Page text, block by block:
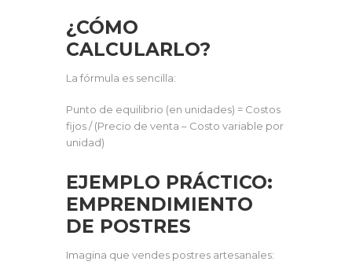
¿CÓMO
CALCULARLO?
La fórmula es sencilla:
Punto de equilibrio (en unidades) = Costos
fijos / (Precio de venta – Costo variable por
unidad)
EJEMPLO PRÁCTICO:
EMPRENDIMIENTO
DE POSTRES
Imagina que vendes postres artesanales: